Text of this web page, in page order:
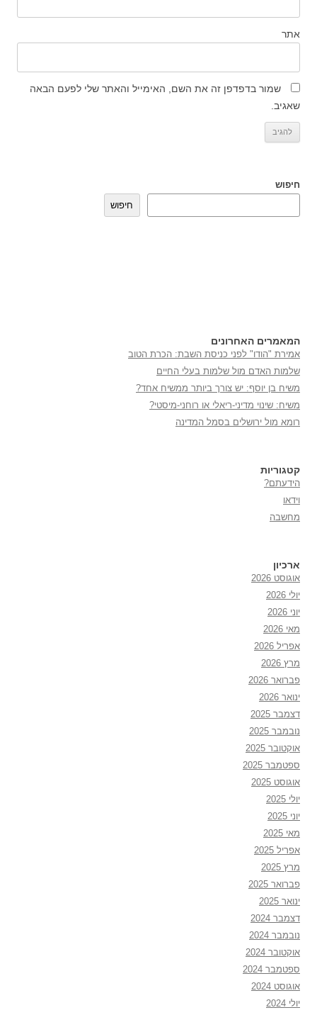
אתר
שמור בדפדפן זה את השם, האימייל והאתר שלי לפעם הבאה
שאגיב.
חיפוש
חיפוש
המאמרים האחרונים
אמירת "הודו" לפני כניסת השבת: הכרת הטוב
שלמות האדם מול שלמות בעלי החיים
משיח בן יוסף: יש צורך ביותר ממשיח אחד?
משיח: שינוי מדיני-ריאלי או רוחני-מיסטי?
רומא מול ירושלים בסמל המדינה
קטגוריות
הידעתם?
וידאו
מחשבה
ארכיון
אוגוסט 2026
יולי 2026
יוני 2026
מאי 2026
אפריל 2026
מרץ 2026
פברואר 2026
ינואר 2026
דצמבר 2025
נובמבר 2025
אוקטובר 2025
ספטמבר 2025
אוגוסט 2025
יולי 2025
יוני 2025
מאי 2025
אפריל 2025
מרץ 2025
פברואר 2025
ינואר 2025
דצמבר 2024
נובמבר 2024
אוקטובר 2024
ספטמבר 2024
אוגוסט 2024
יולי 2024